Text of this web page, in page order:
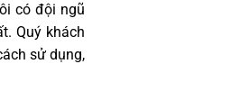
có đội ngũ
Quý khách
sử dụng,